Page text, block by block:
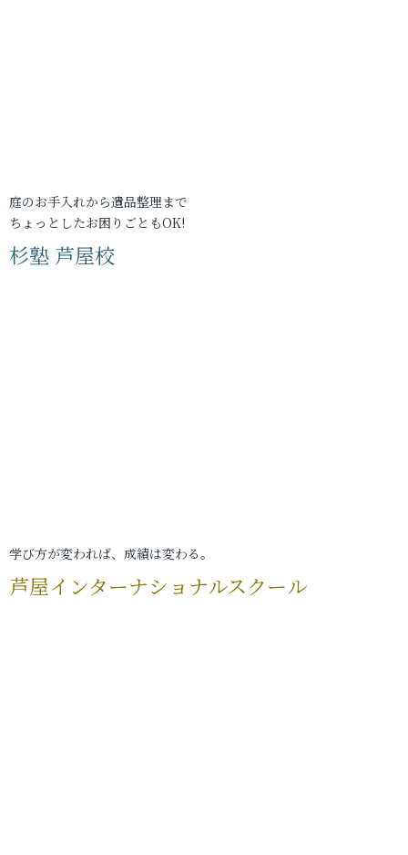
庭のお手入れから遺品整理まで
ちょっとしたお困りごともOK!
杉塾 芦屋校
学び方が変われば、成績は変わる。
芦屋インターナショナルスクール